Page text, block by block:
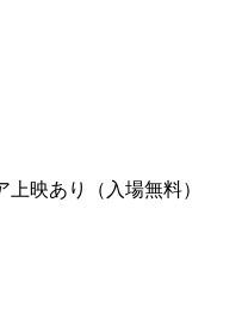
映あり（入場無料）